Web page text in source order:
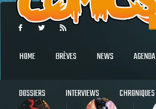
HOME BRÈVES NEWS AGENDA
DOSSIERS INTERVIEWS CHRONIQUES